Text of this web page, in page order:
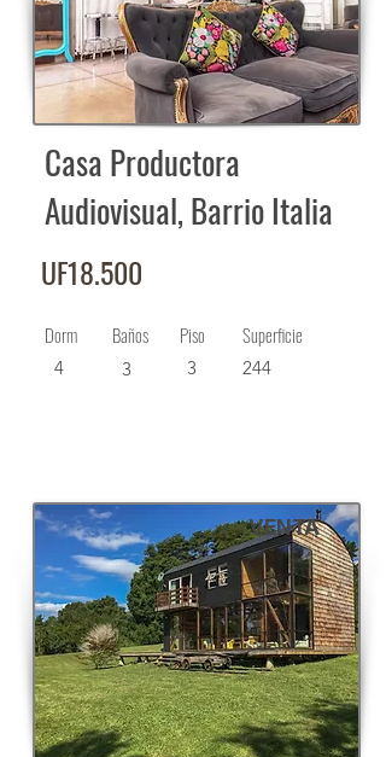
Casa Productora
Audiovisual, Barrio Italia
UF18.500
Dorm
4
Baños
3
Piso
3
Superficie
244
VENTA